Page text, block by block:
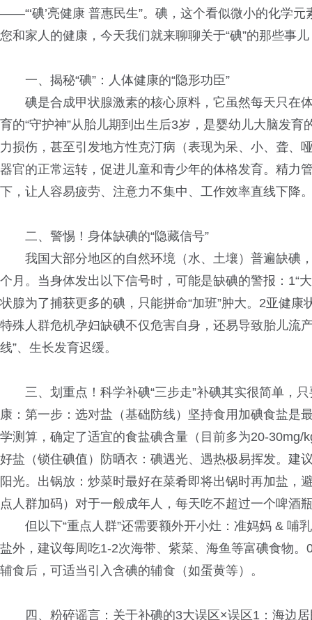
——“‘碘’亮健康 普惠民生”。碘，这个看似微小的化学
您和家人的健康，今天我们就来聊聊关于“碘”的那些事
一、揭秘“碘”：人体健康的“隐形功臣”
碘是合成甲状腺激素的核心原料，它虽然每天只在体
育的“守护神”从胎儿期到出生后3岁，是婴幼儿大脑发
力损伤，甚至引发地方性克汀病（表现为呆、小、聋、
器官的正常运转，促进儿童和青少年的体格发育。精力
下，让人容易疲劳、注意力不集中、工作效率直线下降
二、警惕！身体缺碘的“隐藏信号”
我国大部分地区的自然环境（水、土壤）普遍缺碘
个月。当身体发出以下信号时，可能是缺碘的警报：1“
状腺为了捕获更多的碘，只能拼命“加班”肿大。2亚健
特殊人群危机孕妇缺碘不仅危害自身，还易导致胎儿流
线”、生长发育迟缓。
三、划重点！科学补碘“三步走”补碘其实很简单，只
康：第一步：选对盐（基础防线）坚持食用加碘食盐是
学测算，确定了适宜的食盐碘含量（目前多为20-
好盐（锁住碘值）防晒衣：碘遇光、遇热极易挥发。建
阳光。出锅放：炒菜时最好在菜肴即将出锅时再加盐，
点人群加码）对于一般成年人，每天吃不超过一个啤酒
但以下“重点人群”还需要额外开小灶：准妈妈 & 哺
盐外，建议每周吃1-2次海带、紫菜、海鱼等富碘食物
辅食后，可适当引入含碘的辅食（如蛋黄等）。
四、粉碎谣言：关于补碘的3大误区×误区1：海边居